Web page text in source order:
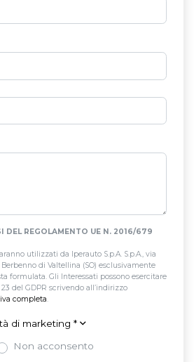
DEL REGOLAMENTO UE N. 2016/679
utilizzati da Iperauto S.p.A. S.p.A., via
Berbenno di Valtellina (SO) esclusivamente
formulata. Gli Interessati possono esercitare
del GDPR scrivendo all’indirizzo
completa.
di marketing *
Non acconsento